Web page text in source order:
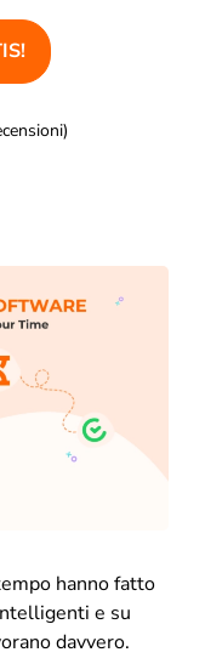
hanno fatto
e su
davvero.